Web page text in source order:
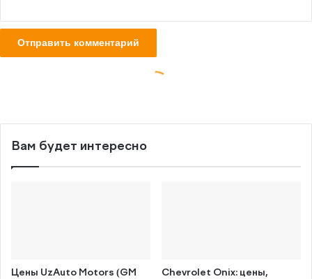
Вам будет интересно
Цены UzAuto Motors (GM
Chevrolet Onix: цены,